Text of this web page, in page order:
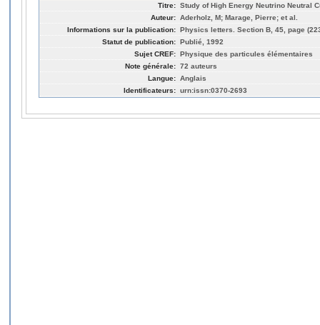
Titre: Study of High Energy Neutrino Neutral
Auteur: Aderholz, M; Marage, Pierre; et al.
Informations sur la publication: Physics letters. Section B, 45, page
Statut de publication: Publié, 1992
Sujet CREF: Physique des particules élémentaires
Note générale: 72 auteurs
Langue: Anglais
Identificateurs: urn:issn:0370-2693